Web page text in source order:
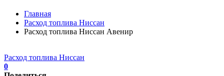
Главная
Расход топлива Ниссан
Расход топлива Ниссан Авенир
Расход топлива Ниссан
0